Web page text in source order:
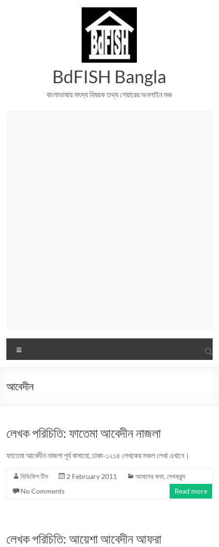
BdFISH Bangla
বাংলাভাষায় মৎস্য বিষয়ক তথ্য শেয়ারের অনলাইন মঞ্চ
আবেদীন
লেখক পরিচিতি: ফাতেমা আবেদীন নাজলা
ফাতেমা আবেদীন নাজলা পূর্ব বাসাবো, ঢাকা-১২১৪ লেখকের সকল লেখা এখানে।
বিডিফিশ টিম 2 February 2011 আমাদের কথা,লেখকবৃন্দ
No Comments
Read more
লেখক পরিচিতি: আয়েশা আবেদীন আফরা